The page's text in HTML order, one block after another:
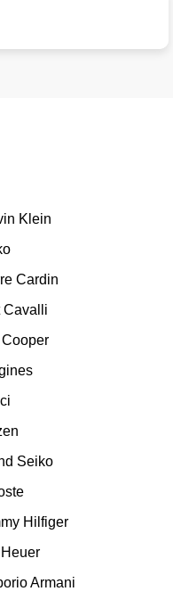
Klein
Cardin
Cavalli
Cooper
Seiko
Hilfiger
Armani